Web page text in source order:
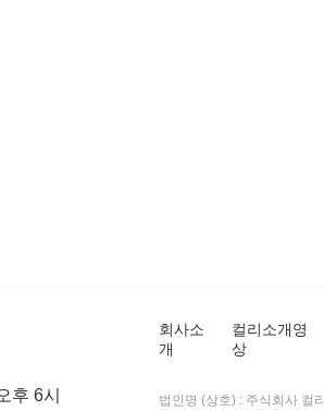
후 6시
회사소
개
컬리소개영
상
법인명 (상호) : 주식회사 컬리